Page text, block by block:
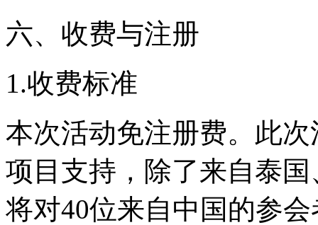
六、收费与注册
1.收费标准
本次活动免注册费。此
项目支持，除了来自泰
将对40位来自中国的参